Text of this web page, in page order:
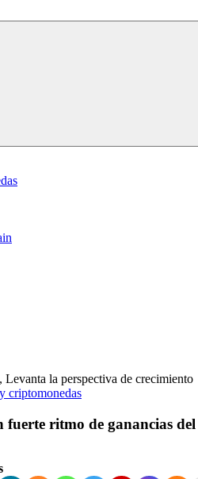
criptomonedas
fuerte ritmo de ganancias